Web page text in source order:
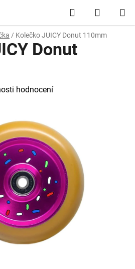
Hledat
KOŠÍK
/ Kolečko JUICY Donut 110mm
Donut
hodnocení